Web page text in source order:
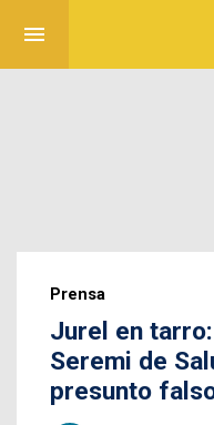
menu
Prensa
Jurel en
Seremi de
presunto